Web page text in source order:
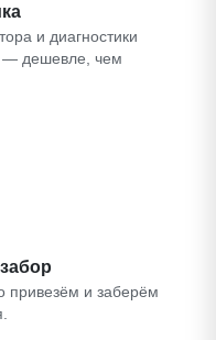
и диагностики
— дешевле, чем
привезём и заберём